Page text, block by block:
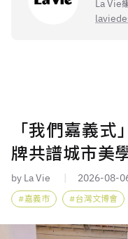
La Vie
「我們嘉義
牌共譜城市美
by La Vie 2026-08-
嘉義市 台灣文博會